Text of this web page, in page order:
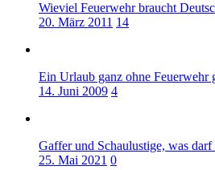
Wieviel Feuerwehr braucht
20. März 2011 14
Ein Urlaub ganz ohne Feuerwehr
14. Juni 2009 4
Gaffer und Schaulustige, was
25. Mai 2021 0